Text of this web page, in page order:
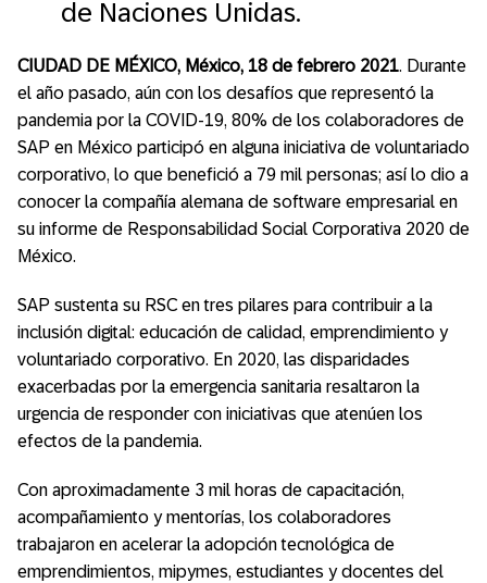
de Naciones Unidas.
CIUDAD DE MÉXICO, México, 18 de febrero 2021. Durante
el año pasado, aún con los desafíos que representó la
pandemia por la COVID-19, 80% de los colaboradores de
SAP en México participó en alguna iniciativa de voluntariado
corporativo, lo que benefició a 79 mil personas; así lo dio a
conocer la compañía alemana de software empresarial en
su informe de Responsabilidad Social Corporativa 2020 de
México.
SAP sustenta su RSC en tres pilares para contribuir a la
inclusión digital: educación de calidad, emprendimiento y
voluntariado corporativo. En 2020, las disparidades
exacerbadas por la emergencia sanitaria resaltaron la
urgencia de responder con iniciativas que atenúen los
efectos de la pandemia.
Con aproximadamente 3 mil horas de capacitación,
acompañamiento y mentorías, los colaboradores
trabajaron en acelerar la adopción tecnológica de
emprendimientos, mipymes, estudiantes y docentes del